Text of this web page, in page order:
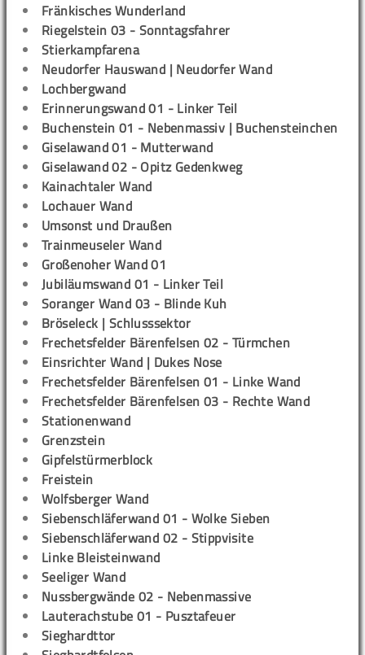
Fränkisches Wunderland
Riegelstein 03 - Sonntagsfahrer
Stierkampfarena
Neudorfer Hauswand | Neudorfer Wand
Lochbergwand
Erinnerungswand 01 - Linker Teil
Buchenstein 01 - Nebenmassiv | Buchensteinchen
Giselawand 01 - Mutterwand
Giselawand 02 - Opitz Gedenkweg
Kainachtaler Wand
Lochauer Wand
Umsonst und Draußen
Trainmeuseler Wand
Großenoher Wand 01
Jubiläumswand 01 - Linker Teil
Soranger Wand 03 - Blinde Kuh
Bröseleck | Schlusssektor
Frechetsfelder Bärenfelsen 02 - Türmchen
Einsrichter Wand | Dukes Nose
Frechetsfelder Bärenfelsen 01 - Linke Wand
Frechetsfelder Bärenfelsen 03 - Rechte Wand
Stationenwand
Grenzstein
Gipfelstürmerblock
Freistein
Wolfsberger Wand
Siebenschläferwand 01 - Wolke Sieben
Siebenschläferwand 02 - Stippvisite
Linke Bleisteinwand
Seeliger Wand
Nussbergwände 02 - Nebenmassive
Lauterachstube 01 - Pusztafeuer
Sieghardttor